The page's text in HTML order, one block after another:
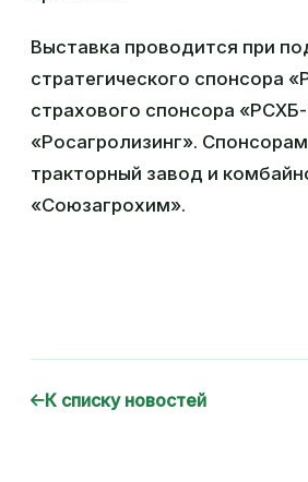
Выставка проводится при
стратегического спонсора
страхового спонсора
«Росагролизинг».
тракторный завод и
«Союзагрохим».
К списку новостей